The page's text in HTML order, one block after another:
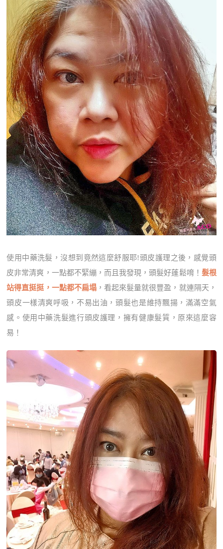
使用中藥洗髮，沒想到竟然這麼舒服耶!頭皮護理之後，感覺頭
皮非常清爽，一點都不緊繃，而且我發現，頭髮好蓬鬆唷！ 髮根
站得直挺挺，一點都不扁塌，看起來髮量就很豐盈，就連隔天，
頭皮一樣清爽呼吸，不易出油，頭髮也是維持飄揚，滿滿空氣
感。使用中藥洗髮進行頭皮護理，擁有健康髮質，原來這麼容
易！